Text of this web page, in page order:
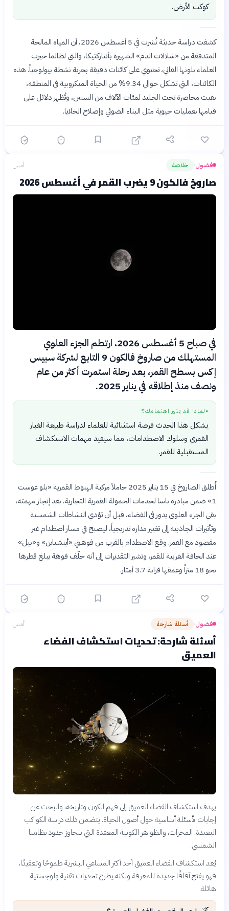
كوكب الأرض.
كشفت دراسة حديثة نُشرت في 5 أغسطس 2026، أن المياه المالحة
المتدفقة من «شلالات الدم» الشهيرة بأنتاركتيكا، والتي لطالما حيرت
العلماء بلونها القاني، تحتوي على كائنات دقيقة بحرية نشطة بيولوجياً. هذه
الكائنات، التي تشكل حوالي 9.34% من الحياة الميكروبية في المنطقة،
بقيت محاصرة تحت الجليد لمئات الآلاف من السنين، وتُظهر دلائل على
قيامها بعمليات حيوية مثل البناء الضوئي وإصلاح الخلايا.
فضول› خلاصة أمس
صاروخ فالكون 9 يضرب القمر في أغسطس 2026
في صباح 5 أغسطس 2026، ارتطم الجزء العلوي
المستهلك من صاروخ فالكون 9 التابع لشركة سبيس
إكس بسطح القمر، بعد رحلة استمرت أكثر من عام
ونصف منذ إطلاقه في يناير 2025.
● لماذا قد يثير اهتمامك؟
يشكل هذا الحدث فرصة استثنائية للعلماء لدراسة طبيعة الغبار
القمري وسلوك الاصطدامات، مما سيفيد مهمات الاستكشاف
المستقبلية للقمر.
أُطلق الصاروخ في 15 يناير 2025 حاملاً مركبة الهبوط القمرية «بلو غوست
1» ضمن مبادرة ناسا لخدمات الحمولة القمرية التجارية. بعد إنجاز مهمته،
بقي الجزء العلوي يدور في الفضاء، قبل أن تؤدي النشاطات الشمسية
وتأثيرات الجاذبية إلى تغيير مداره تدريجياً، ليصبح في مسار اصطدام غير
مقصود مع القمر. وقع الاصطدام بالقرب من فوهتي «أينشتاين» و«بيل»
عند الحافة الغربية للقمر، وتشير التقديرات إلى أنه خلّف فوهة يبلغ قطرها
نحو 18 متراً وعمقها قرابة 3.7 أمتار.
فضول› أسئلة شارحة أمس
أسئلة شارحة: تحديات استكشاف الفضاء
العميق
يهدف استكشاف الفضاء العميق إلى فهم الكون وتاريخه، والبحث عن
إجابات لأسئلة أساسية حول أصول الحياة. يتضمن ذلك دراسة الكواكب
البعيدة، المجرات، والظواهر الكونية المعقدة التي تتجاوز حدود نظامنا
الشمسي.
يُعد استكشاف الفضاء العميق أحد أكثر المساعي البشرية طموحًا وتعقيدًا،
فهو يفتح آفاقًا جديدة للمعرفة ولكنه يطرح تحديات تقنية ولوجستية
هائلة.